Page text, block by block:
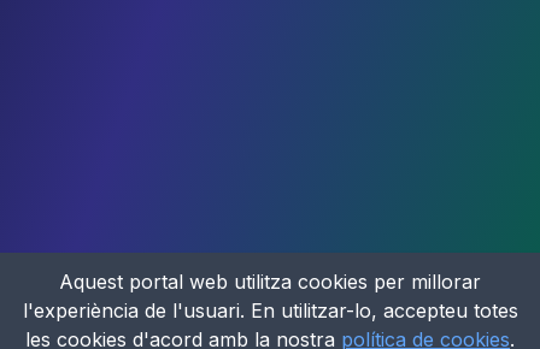
Aquest portal web utilitza cookies per millorar
l'experiència de l'usuari. En utilitzar-lo, accepteu totes
les cookies d'acord amb la nostra política de cookies.